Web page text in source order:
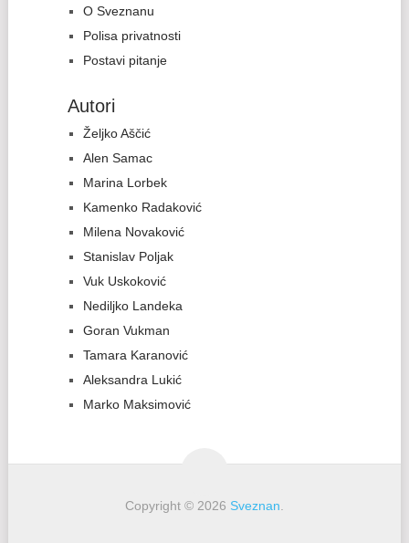
O Sveznanu
Polisa privatnosti
Postavi pitanje
Autori
Željko Aščić
Alen Samac
Marina Lorbek
Kamenko Radaković
Milena Novaković
Stanislav Poljak
Vuk Uskoković
Nediljko Landeka
Goran Vukman
Tamara Karanović
Aleksandra Lukić
Marko Maksimović
Copyright © 2026 Sveznan